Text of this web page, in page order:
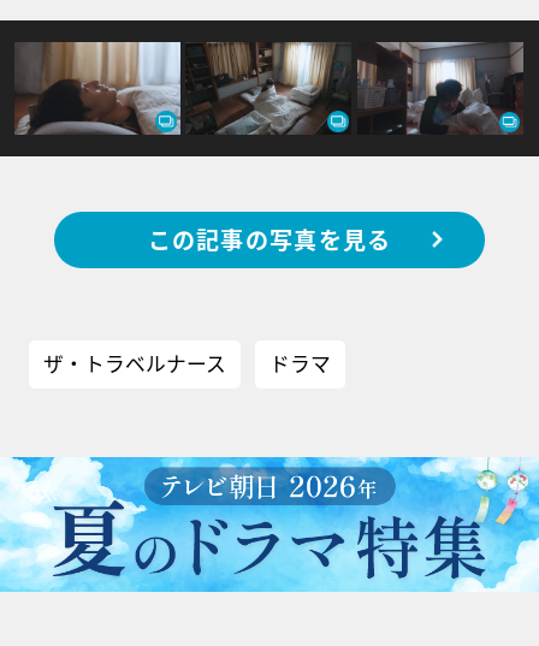
この記事の写真を見る
ザ・トラベルナース ドラマ